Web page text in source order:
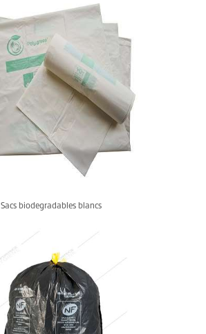
Sacs biodegradables blancs